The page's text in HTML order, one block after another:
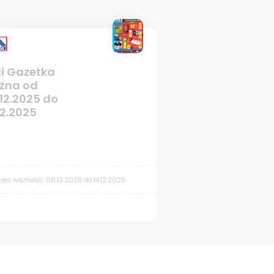
Gazetka
od
do
ważności: 08.12.2025 do 14.12.2025